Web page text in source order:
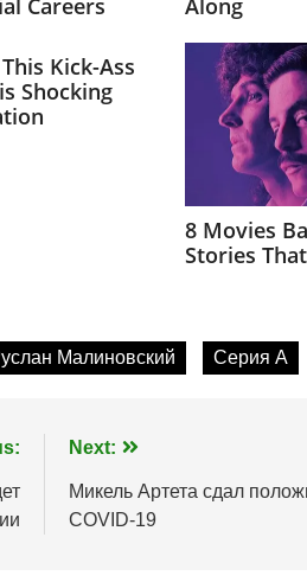
Малиновский Серия А
Next:
Микель Артета сдал
COVID-19